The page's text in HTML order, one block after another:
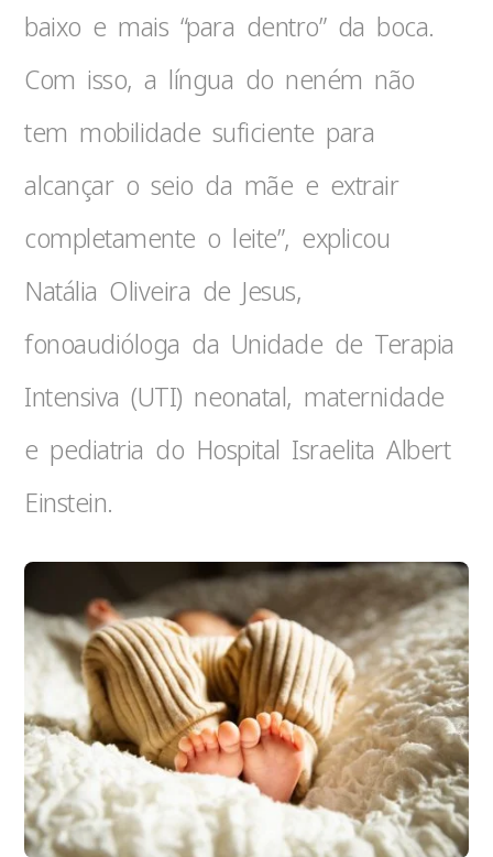
baixo e mais “para dentro” da boca.
Com isso, a língua do neném não
tem mobilidade suficiente para
alcançar o seio da mãe e extrair
completamente o leite”, explicou
Natália Oliveira de Jesus,
fonoaudióloga da Unidade de Terapia
Intensiva (UTI) neonatal, maternidade
e pediatria do Hospital Israelita Albert
Einstein.